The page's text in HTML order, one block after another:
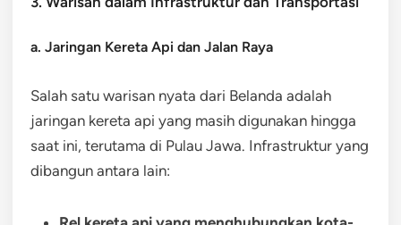
a. Jaringan Kereta Api dan Jalan Raya
Salah satu warisan nyata dari Belanda adalah
jaringan kereta api yang masih digunakan hingga
saat ini, terutama di Pulau Jawa. Infrastruktur yang
dibangun antara lain: